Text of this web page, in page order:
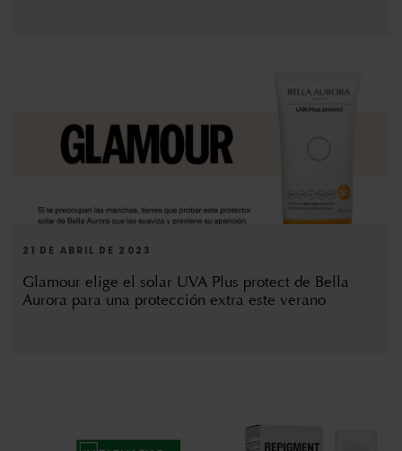
21 DE ABRIL DE 2023
Glamour elige el solar UVA Plus protect de Bella
Aurora para una protección extra este verano